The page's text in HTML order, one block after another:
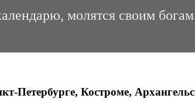
молятся своим
Петербурге, Костроме,